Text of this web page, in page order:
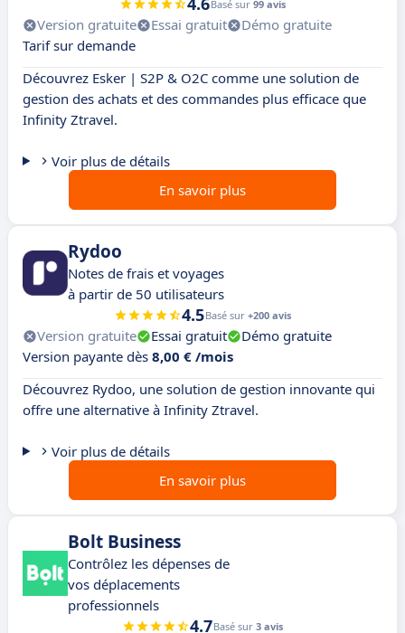
Basé sur 99 avis
Version gratuite Essai gratuit
Démo gratuite
Tarif sur demande
Découvrez Esker | S2P & O2C comme une solution de
gestion des achats et des commandes plus efficace que
Infinity Ztravel.
Voir plus de détails
En savoir plus
Rydoo
Notes de frais et voyages
à partir de 50 utilisateurs
4.5Basé sur +200 avis
Version gratuite Essai gratuit
Démo gratuite
Version payante dès 8,00 € /mois
Découvrez Rydoo, une solution de gestion innovante qui
offre une alternative à Infinity Ztravel.
Voir plus de détails
En savoir plus
Bolt Business
Contrôlez les dépenses de
vos déplacements
professionnels
4.7Basé sur 3 avis